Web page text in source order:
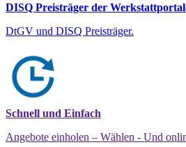
DISQ Preisträger der
DtGV und DISQ Preisträger.
Schnell und Einfach
Angebote einholen – Wählen - Und